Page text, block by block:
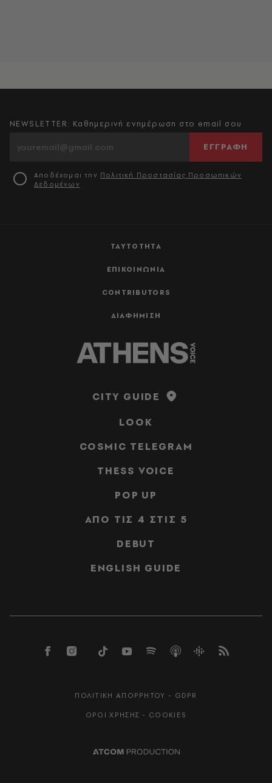
ΤΑΥΤΟΤΗΤΑ
ΕΠΙΚΟΙΝΩΝΙΑ
CONTRIBUTORS
ΔΙΑΦΗΜΙΣΗ
NEWSLETTER: Καθημερινή ενημέρωση στο email σου
ΕΓΓΡΑΦΗ
Αποδέχομαι την Πολιτική Προστασίας Προσωπικών
Δεδομένων
CITY GUIDE
LOOK
COSMIC TELEGRAM
THESS VOICE
POP UP
ΑΠΟ ΤΙΣ 4 ΣΤΙΣ 5
DEBUT
ENGLISH GUIDE
ΠΟΛΙΤΙΚΗ ΑΠΟΡΡΗΤΟΥ - GDPR
ΟΡΟΙ ΧΡΗΣΗΣ - COOKIES